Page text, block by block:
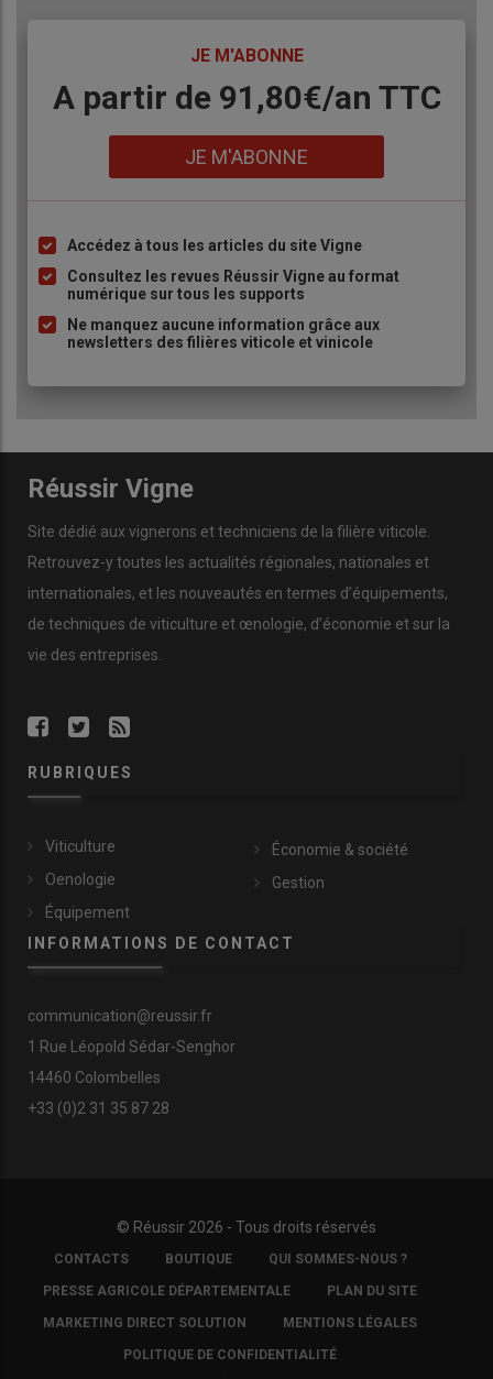
JE M'ABONNE
Body
A partir de 91,80€/an​ TTC
JE M'ABONNE
Liste
à
puce
Accédez à tous les articles du site Vigne
Consultez les revues Réussir Vigne au format
numérique sur tous les supports
Ne manquez aucune information grâce aux
newsletters des filières viticole et vinicole
Réussir Vigne
Site dédié aux vignerons et techniciens de la filière viticole.
Retrouvez-y toutes les actualités régionales, nationales et
internationales, et les nouveautés en termes d’équipements,
de techniques de viticulture et œnologie, d’économie et sur la
vie des entreprises.
RUBRIQUES
Viticulture
Oenologie
Équipement
Économie & société
Gestion
INFORMATIONS DE CONTACT
communication@reussir.fr
1 Rue Léopold Sédar-Senghor
14460 Colombelles
+33 (0)2 31 35 87 28
© Réussir 2026 - Tous droits réservés
FOOTER
COPYRIGHT
CONTACTS BOUTIQUE QUI SOMMES-NOUS ?
PRESSE AGRICOLE DÉPARTEMENTALE PLAN DU SITE
MARKETING DIRECT SOLUTION MENTIONS LÉGALES
POLITIQUE DE CONFIDENTIALITÉ